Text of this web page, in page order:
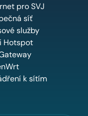
pro SVJ
síť
služby
Hotspot
k sítím